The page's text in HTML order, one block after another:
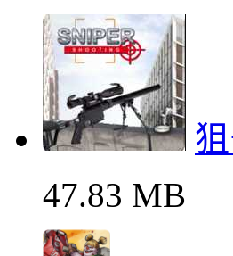
47.83 MB